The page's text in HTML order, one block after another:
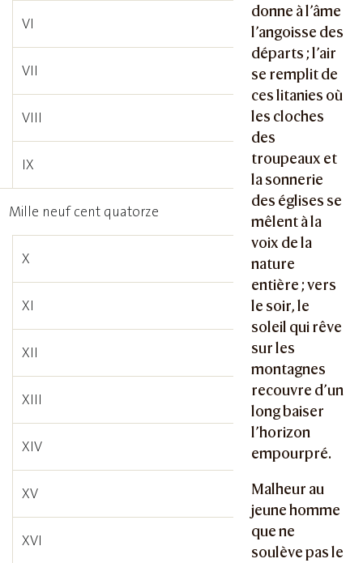
donne à l’âme
l’angoisse des
départs ; l’air
se remplit de
ces litanies où
les cloches
des
troupeaux et
la sonnerie
des églises se
mêlent à la
voix de la
nature
entière ; vers
le soir, le
soleil qui rêve
sur les
montagnes
recouvre d’un
long baiser
l’horizon
empourpré.
Malheur au
jeune homme
que ne
soulève pas le
VI
VII
VIII
IX
Mille neuf cent quatorze
X
XI
XII
XIII
XIV
XV
XVI